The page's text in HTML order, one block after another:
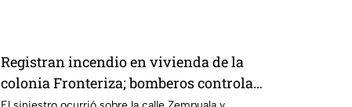
Registran incendio en vivienda de la
colonia Fronteriza; bomberos controlan